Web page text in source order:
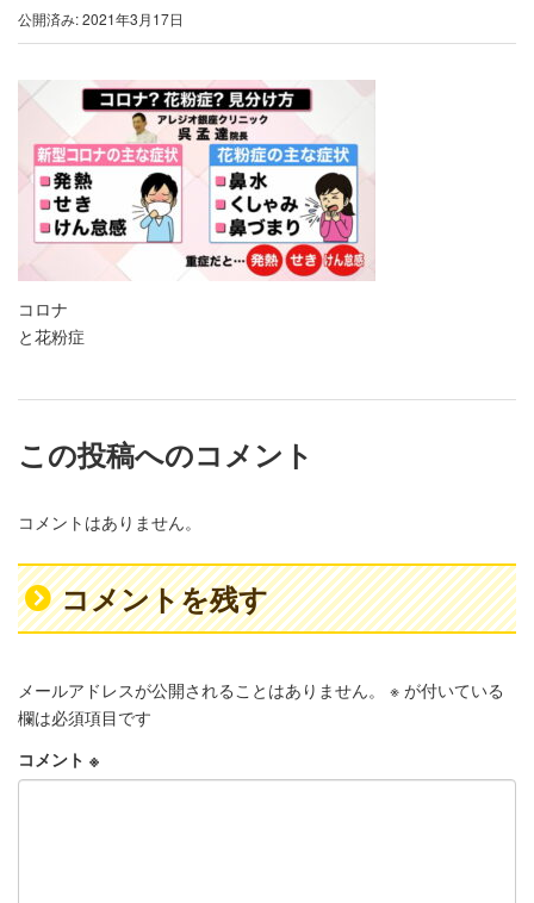
公開済み: 2021年3月17日
コロナ
と花粉症
この投稿へのコメント
コメントはありません。
コメントを残す
メールアドレスが公開されることはありません。 ※ が付いている
欄は必須項目です
コメント ※